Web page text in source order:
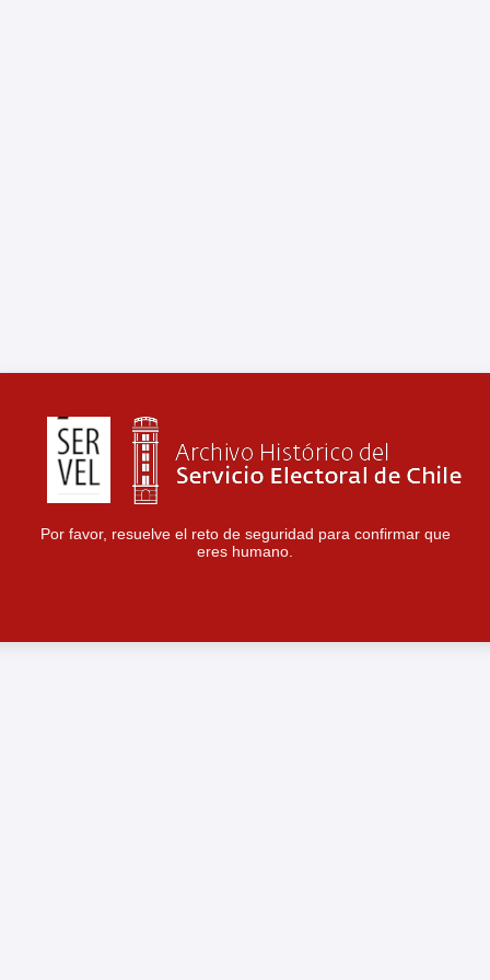
Por favor, resuelve el reto de seguridad para confirmar que
eres humano.